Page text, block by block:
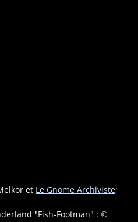
et Le Gnome Archiviste;
"Fish-Footman" : ©